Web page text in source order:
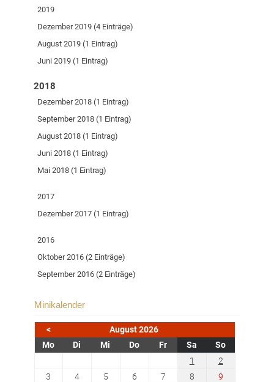
2019
Dezember 2019 (4 Einträge)
August 2019 (1 Eintrag)
Juni 2019 (1 Eintrag)
2018
Dezember 2018 (1 Eintrag)
September 2018 (1 Eintrag)
August 2018 (1 Eintrag)
Juni 2018 (1 Eintrag)
Mai 2018 (1 Eintrag)
2017
Dezember 2017 (1 Eintrag)
2016
Oktober 2016 (2 Einträge)
September 2016 (2 Einträge)
Minikalender
<
August 2026
Montag Dienstag
Mi ttwoch
Donnerstag
Freitag SamstagSonntag
1
2
3
4 5 6 7 8
9